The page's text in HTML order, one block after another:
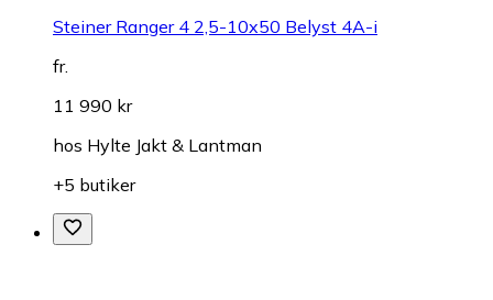
Steiner Ranger 4 2,5-10x50 Belyst 4A-i
fr.
11 990 kr
hos Hylte Jakt & Lantman
+5 butiker